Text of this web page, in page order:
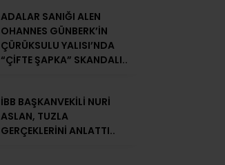
ADALAR SANIĞI ALEN
OHANNES GÜNBERK’İN
ÇÜRÜKSULU YALISI’NDA
“ÇİFTE ŞAPKA” SKANDALI..
İBB BAŞKANVEKİLİ NURİ
ASLAN, TUZLA
GERÇEKLERİNİ ANLATTI..